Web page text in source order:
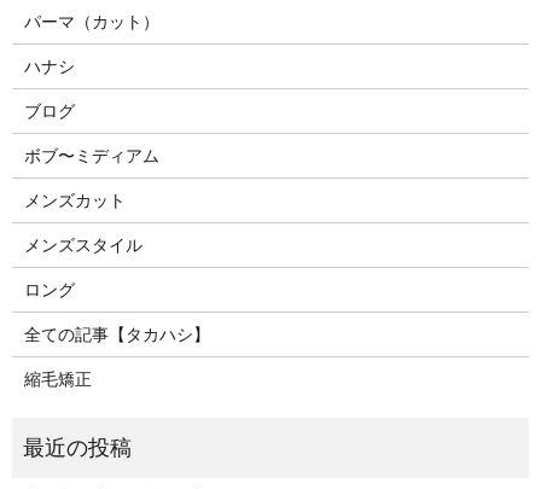
パーマ（カット）
ハナシ
ブログ
ボブ〜ミディアム
メンズカット
メンズスタイル
ロング
全ての記事【タカハシ】
縮毛矯正